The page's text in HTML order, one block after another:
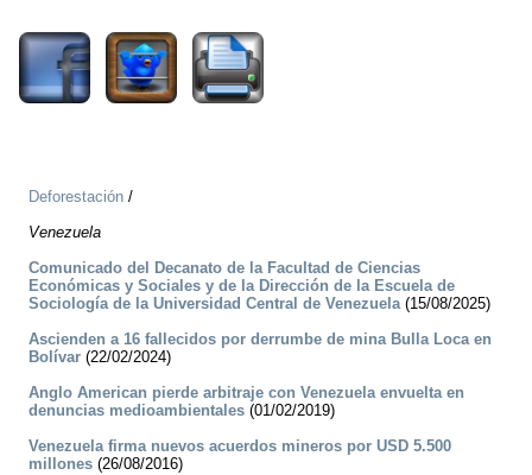
Deforestación /
Venezuela
Comunicado del Decanato de la Facultad de Ciencias
Económicas y Sociales y de la Dirección de la Escuela de
Sociología de la Universidad Central de Venezuela(15/08/2025)
Ascienden a 16 fallecidos por derrumbe de mina Bulla Loca en
Bolívar (22/02/2024)
Anglo American pierde arbitraje con Venezuela envuelta en
denuncias medioambientales (01/02/2019)
Venezuela firma nuevos acuerdos mineros por USD 5.500
millones (26/08/2016)